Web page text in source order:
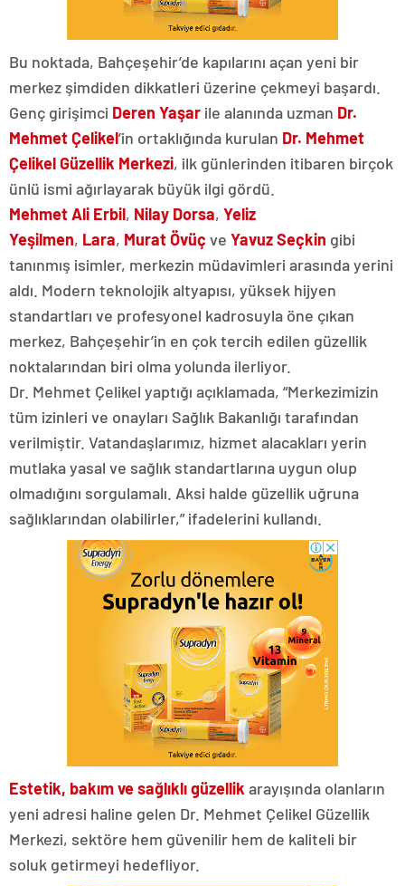
Bu noktada, Bahçeşehir’de kapılarını açan yeni bir
merkez şimdiden dikkatleri üzerine çekmeyi başardı.
Genç girişimci Deren Yaşar ile alanında uzman Dr.
Mehmet Çelikel’in ortaklığında kurulan Dr. Mehmet
Çelikel Güzellik Merkezi, ilk günlerinden itibaren birçok
ünlü ismi ağırlayarak büyük ilgi gördü.
Mehmet Ali Erbil, Nilay Dorsa, Yeliz
Yeşilmen, Lara, Murat Övüç ve Yavuz Seçkin gibi
tanınmış isimler, merkezin müdavimleri arasında yerini
aldı. Modern teknolojik altyapısı, yüksek hijyen
standartları ve profesyonel kadrosuyla öne çıkan
merkez, Bahçeşehir’in en çok tercih edilen güzellik
noktalarından biri olma yolunda ilerliyor.
Dr. Mehmet Çelikel yaptığı açıklamada, “Merkezimizin
tüm izinleri ve onayları Sağlık Bakanlığı tarafından
verilmiştir. Vatandaşlarımız, hizmet alacakları yerin
mutlaka yasal ve sağlık standartlarına uygun olup
olmadığını sorgulamalı. Aksi halde güzellik uğruna
sağlıklarından olabilirler,” ifadelerini kullandı.
Estetik, bakım ve sağlıklı güzellik arayışında olanların
yeni adresi haline gelen Dr. Mehmet Çelikel Güzellik
Merkezi, sektöre hem güvenilir hem de kaliteli bir
soluk getirmeyi hedefliyor.